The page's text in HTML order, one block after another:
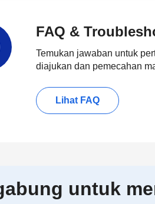
FAQ &
Temukan jawaban untuk
diajukan dan pemecahan
Lihat FAQ
untuk